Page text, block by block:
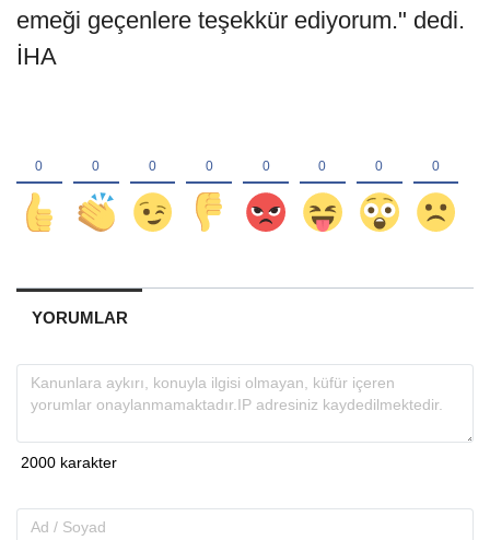
emeği geçenlere teşekkür ediyorum." dedi.
İHA
YORUMLAR